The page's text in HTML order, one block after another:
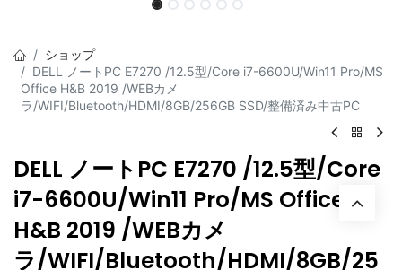
ショップ
DELL ノートPC E7270 /12.5型/Core i7-6600U/Win11 Pro/MS
Office H&B 2019 /WEBカメ
ラ/WIFI/Bluetooth/HDMI/8GB/256GB SSD/整備済み中古PC
DELL ノートPC E7270 /12.5型/Core
i7-6600U/Win11 Pro/MS Office
H&B 2019 /WEBカメ
ラ/WIFI/Bluetooth/HDMI/8GB/25